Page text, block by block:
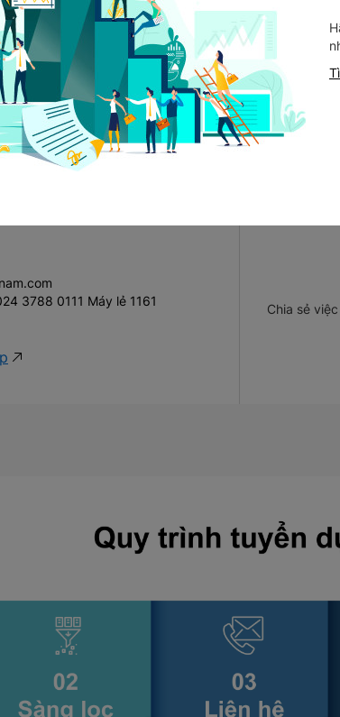
Careerbuilder Linkedin
tạo nhanh tại đây
Ứng tuyển ngay
3788 0111 Máy lẻ 1161
Chia sẻ